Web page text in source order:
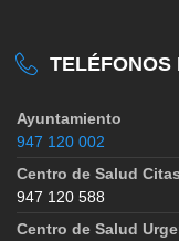
TELÉFONOS
Ayuntamiento
947 120 002
Centro de Salud Citas
947 120 588
Centro de Salud